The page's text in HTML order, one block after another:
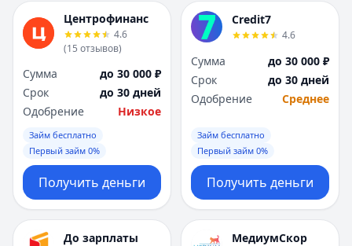
Центрофинанс
4.6
(15 отзывов)
Сумма
до 30 000 ₽
Срок
до 30 дней
Одобрение
Низкое
Займ бесплатно
Первый займ 0%
Получить деньги
Credit7
4.6
Сумма
до 30 000 ₽
Срок
до 30 дней
Одобрение
Среднее
Займ бесплатно
Первый займ 0%
Получить деньги
До зарплаты МедиумСкор